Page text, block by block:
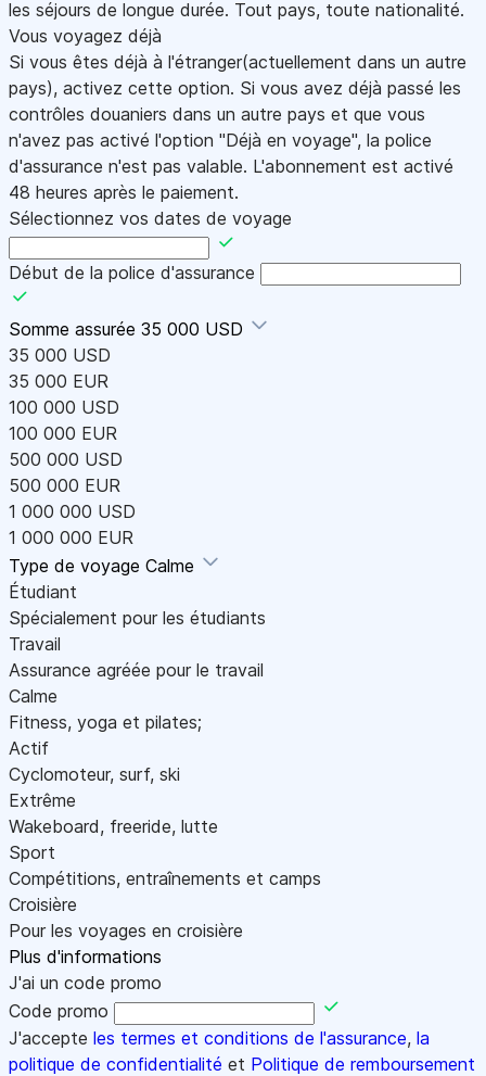
les séjours de longue durée. Tout pays, toute nationalité.
Vous voyagez déjà
Si vous êtes déjà à l'étranger(actuellement dans un autre
pays), activez cette option. Si vous avez déjà passé les
contrôles douaniers dans un autre pays et que vous
n'avez pas activé l'option "Déjà en voyage", la police
d'assurance n'est pas valable. L'abonnement est activé
48 heures après le paiement.
Sélectionnez vos dates de voyage
Début de la police d'assurance
Somme assurée 35 000 USD
35 000 USD
35 000 EUR
100 000 USD
100 000 EUR
500 000 USD
500 000 EUR
1 000 000 USD
1 000 000 EUR
Type de voyage Calme
Étudiant
Spécialement pour les étudiants
Travail
Assurance agréée pour le travail
Calme
Fitness, yoga et pilates;
Actif
Cyclomoteur, surf, ski
Extrême
Wakeboard, freeride, lutte
Sport
Compétitions, entraînements et camps
Croisière
Pour les voyages en croisière
Plus d'informations
J'ai un code promo
Code promo
J'accepte les termes et conditions de l'assurance, la
politique de confidentialité et Politique de remboursement